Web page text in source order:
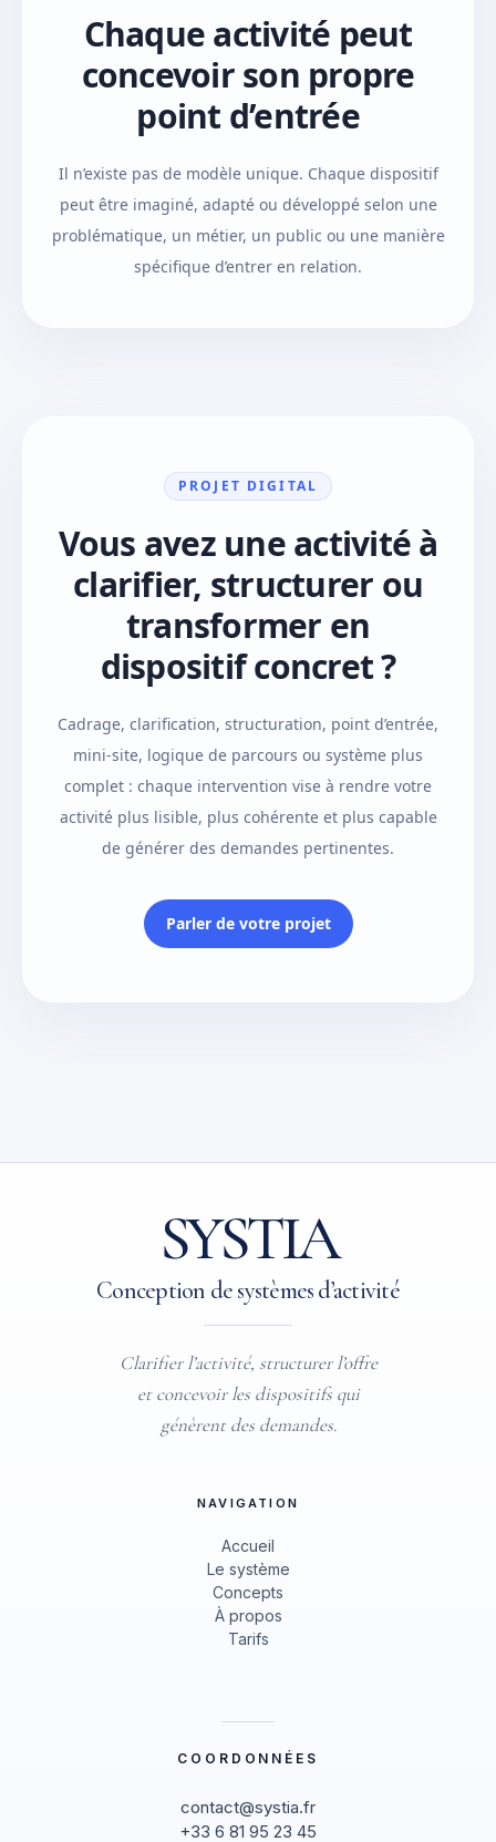
Chaque activité peut
concevoir son propre
point d’entrée
Il n’existe pas de modèle unique. Chaque dispositif
peut être imaginé, adapté ou développé selon une
problématique, un métier, un public ou une manière
spécifique d’entrer en relation.
PROJET DIGITAL
Vous avez une activité à
clarifier, structurer ou
transformer en
dispositif concret ?
Cadrage, clarification, structuration, point d’entrée,
mini-site, logique de parcours ou système plus
complet : chaque intervention vise à rendre votre
activité plus lisible, plus cohérente et plus capable
de générer des demandes pertinentes.
Parler de votre projet
SYSTIA
Conception de systèmes d’activité
Clarifier l’activité, structurer l’offre
et concevoir les dispositifs qui
génèrent des demandes.
NAVIGATION
Accueil
Le système
Concepts
À propos
Tarifs
COORDONNÉES
contact@systia.fr
+33 6 81 95 23 45